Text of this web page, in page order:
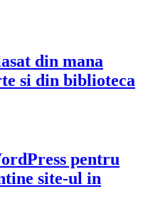
din mana
si din biblioteca
pentru
site-ul in